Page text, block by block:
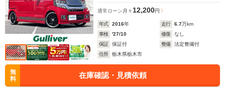
通常ローン 月々 12,200円
年式 2016年 走行 6.7万km
車検
'27/10 修復
なし
保証
保証付 整備
法定整備付
住所
栃木県栃木市
無
料
在庫確認・見積依頼